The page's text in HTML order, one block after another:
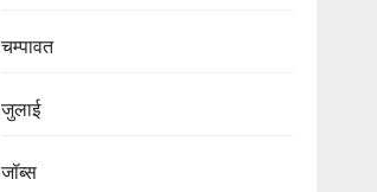
चम्पावत
जुलाई
जॉब्स